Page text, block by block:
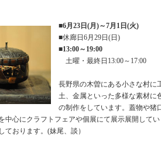
■6月23日(月)～7月1日(火)
■休廊日6月29日(日)
■13:00～19:00
土曜・最終日13:00～17:00
長野県の木曽にある小さな村に
土、金属といった多様な素材に
の制作をしています。蓋物や猪
中心にクラフトフェアや個展にて展示展開して
ております。(妹尾、談）